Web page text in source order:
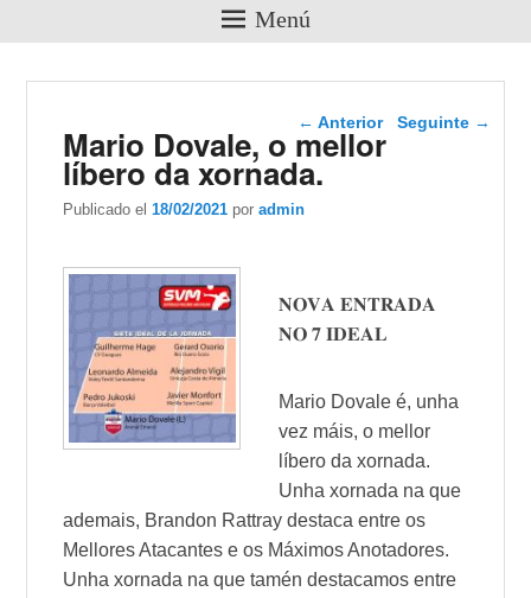
Menú
Navegador de artigos
← Anterior Seguinte →
Mario Dovale, o mellor
líbero da xornada.
Publicado el18/02/2021 poradmin
𝐍𝐎𝐕𝐀 𝐄𝐍𝐓𝐑𝐀𝐃𝐀
𝐍𝐎 𝟕 𝐈𝐃𝐄𝐀𝐋
Mario Dovale é, unha
vez máis, o mellor
líbero da xornada.
Unha xornada na que
ademais, Brandon Rattray destaca entre os
Mellores Atacantes e os Máximos Anotadores.
Unha xornada na que tamén destacamos entre